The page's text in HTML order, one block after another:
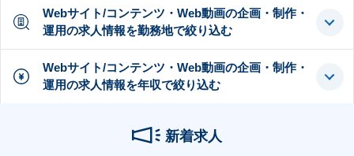
Webサイト/コンテンツ・Web動画の企画・制作・
運用の求人情報を勤務地で絞り込む
Webサイト/コンテンツ・Web動画の企画・制作・
運用の求人情報を年収で絞り込む
新着求人